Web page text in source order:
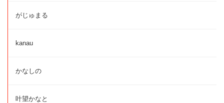
がじゅまる
kanau
かなしの
叶望かなと